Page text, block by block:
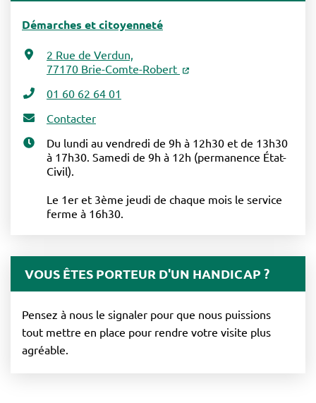
Démarches et citoyenneté
2 Rue de Verdun,
77170 Brie-Comte-Robert
01 60 62 64 01
Contacter
Du lundi au vendredi de 9h à 12h30 et de 13h30
à 17h30. Samedi de 9h à 12h (permanence État-
Civil).
Le 1er et 3ème jeudi de chaque mois le service
ferme à 16h30.
VOUS ÊTES PORTEUR D'UN HANDICAP ?
Pensez à nous le signaler pour que nous puissions
tout mettre en place pour rendre votre visite plus
agréable.